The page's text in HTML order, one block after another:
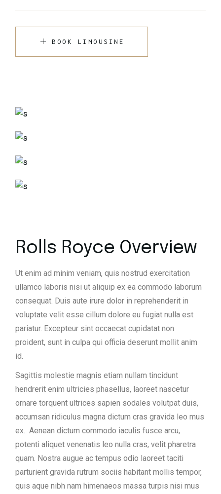
Rolls Royce Overview
Ut enim ad minim veniam, quis nostrud exercitation
ullamco laboris nisi ut aliquip ex ea commodo laborum
consequat. Duis aute irure dolor in reprehenderit in
voluptate velit esse cillum dolore eu fugiat nulla est
pariatur. Excepteur sint occaecat cupidatat non
proident, sunt in culpa qui officia deserunt mollit anim
id.
Sagittis molestie magnis etiam nullam tincidunt
hendrerit enim ultricies phasellus, laoreet nascetur
ornare torquent ultrices sapien sodales volutpat duis,
accumsan ridiculus magna dictum cras gravida leo mus
ex. Aenean dictum commodo iaculis fusce arcu,
potenti aliquet venenatis leo nulla cras, velit pharetra
quam. Nostra augue ac tempus odio laoreet taciti
parturient gravida rutrum sociis habitant mollis tempor,
quis aque nibh nam himenaeos massa turpis nisi mus
BOOK LIMOUSINE